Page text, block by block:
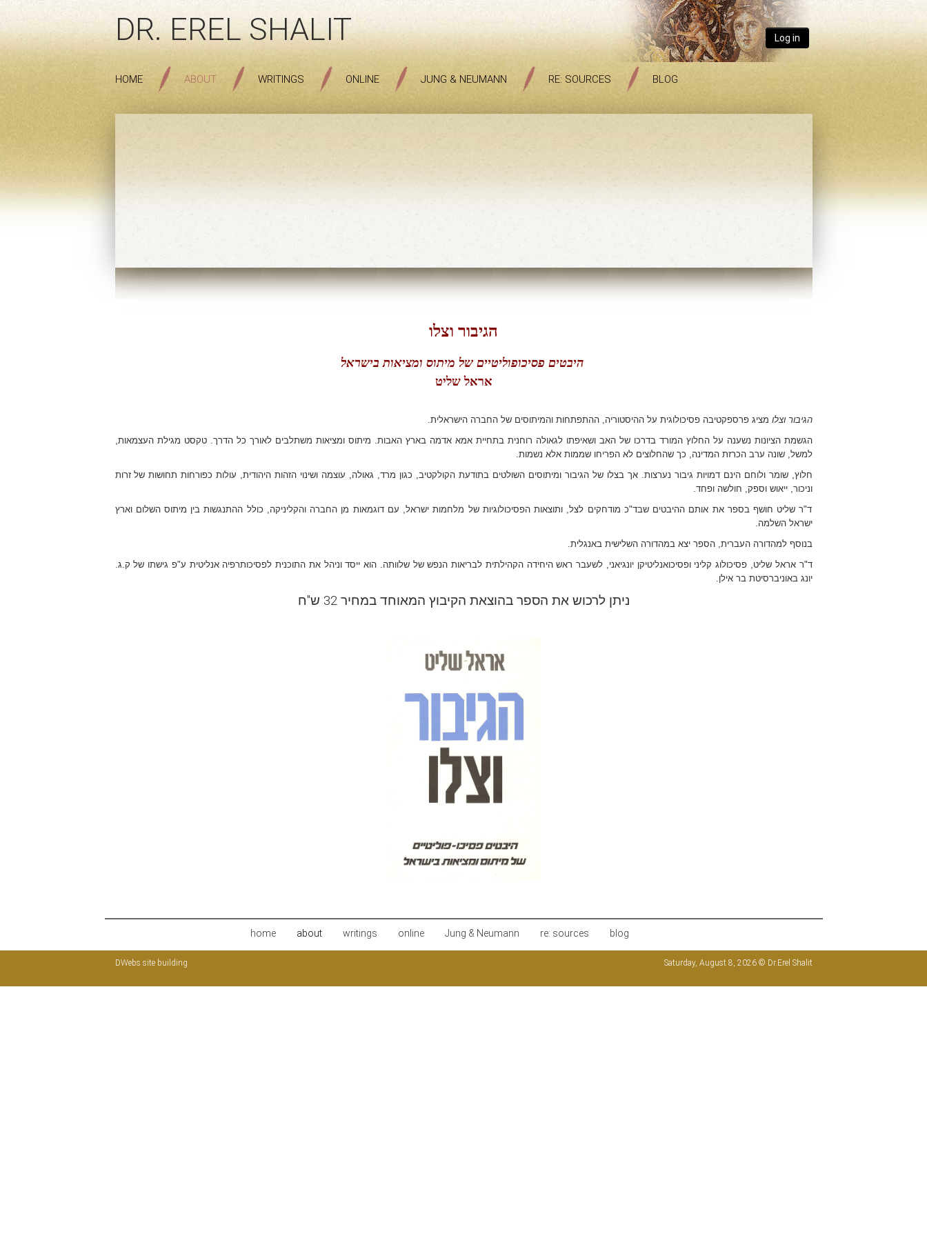
DR. EREL SHALIT Log in
HOME ABOUT WRITINGS ONLINE JUNG & NEUMANN RE: SOURCES BLOG
הגיבור וצלו
היבטים פסיכופוליטיים של מיתוס ומציאות בישראל
אראל שליט
הגיבור וצלו מציג פרספקטיבה פסיכולוגית על ההיסטוריה, ההתפתחות והמיתוסים של החברה הישראלית.
הגשמת הציונות נשענה על החלוץ המורד בדרכו של האב ושאיפתו לגאולה רוחנית בתחיית אמא אדמה בארץ האבות. מיתוס ומציאות משתלבים לאורך כל הדרך. טקסט מגילת העצמאות,
למשל, שונה ערב הכרזת המדינה, כך שהחלוצים לא הפריחו שממות אלא נשמות.
חלוץ, שומר ולוחם הינם דמויות גיבור נערצות. אך בצלו של הגיבור ומיתוסים השולטים בתודעת הקולקטיב, כגון מרד, גאולה, עוצמה ושינוי הזהות היהודית, עולות כפורחות תחושות של זרות
וניכור, ייאוש וספק, חולשה ופחד.
ד"ר שליט חושף בספר את אותם ההיבטים שבד"כ מודחקים לצל, ותוצאות הפסיכולוגיות של מלחמות ישראל, עם דוגמאות מן החברה והקליניקה, כולל ההתנגשות בין מיתוס השלום וארץ
ישראל השלמה.
בנוסף למהדורה העברית, הספר יצא במהדורה השלישית באנגלית.
ד"ר אראל שליט, פסיכולוג קליני ופסיכואנליטיקן יונגיאני, לשעבר ראש היחידה הקהילתית לבריאות הנפש של שלוותה. הוא ייסד וניהל את התוכנית לפסיכותרפיה אנליטית ע"פ גישתו של ק.ג.
יונג באוניברסיטת בר אילן.
ניתן לרכוש את הספר בהוצאת הקיבוץ המאוחד במחיר 32 ש"ח
home about writings online Jung & Neumann re: sources blog
DWebs site building Saturday, August 8, 2026 © Dr.Erel Shalit